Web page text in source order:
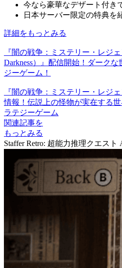
今なら豪華なデザート付き
日本サーバー限定の特典を
詳細をもっとみる
『闇の戦争：ミステリー・レジ
Darkness）』配信開始！ダーク
ジーゲーム！
『闇の戦争：ミステリー・レジ
情報！伝説上の怪物が実在する
ラテジーゲーム
関連記事を
もっとみる
Staffer Retro: 超能力推理クエスト